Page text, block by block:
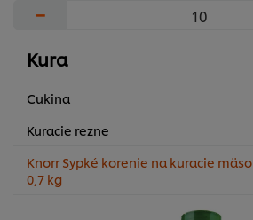
−
Kura
Cukina
Kuracie rezne
Knorr Sypké korenie na kuracie mäso
0,7 kg